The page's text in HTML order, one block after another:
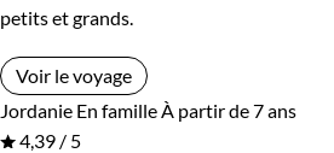
petits et grands.
Voir le voyage
Jordanie En famille À partir de 7 ans
4,39 / 5